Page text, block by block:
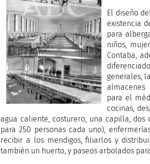
El diseño
existencia
para
niños,
Contaba,
generales,
para el
cocinas,
agua caliente, costurero, una capilla,
para 250 personas cada uno),
recibir a los mendigos, filiarlos y
también un huerto, y paseos arbolados